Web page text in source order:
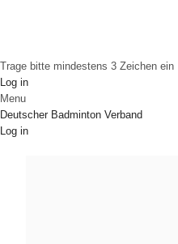
Trage bitte mindestens 3 Zeichen ein
Log in
Menu
Deutscher Badminton Verband
Log in